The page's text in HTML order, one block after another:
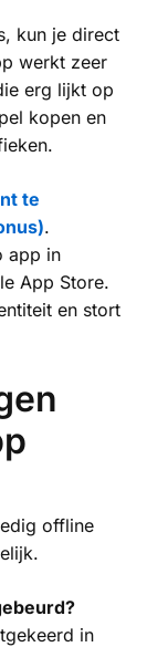
kun je direct
werkt zeer
erg lijkt op
kopen en
te
.
app in
App Store.
en stort
offline
in